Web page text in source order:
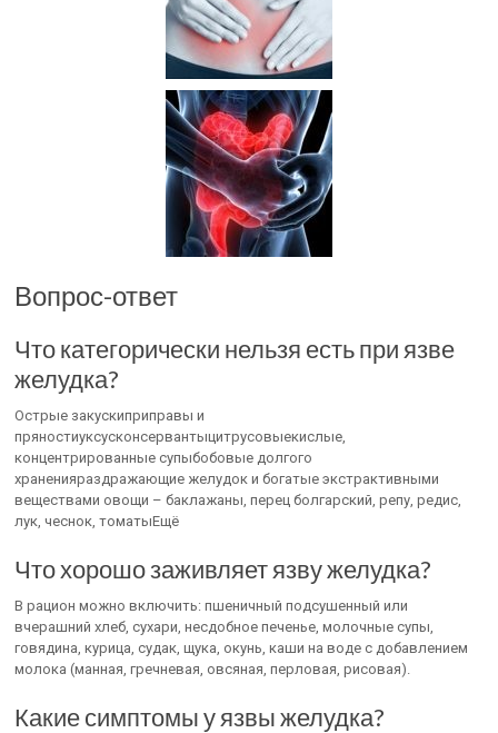
Вопрос-ответ
Что категорически нельзя есть при язве
желудка?
Острые закускиприправы и
пряностиуксусконсервантыцитрусовыекислые,
концентрированные супыбобовые долгого
храненияраздражающие желудок и богатые экстрактивными
веществами овощи – баклажаны, перец болгарский, репу, редис,
лук, чеснок, томатыЕщё
Что хорошо заживляет язву желудка?
В рацион можно включить: пшеничный подсушенный или
вчерашний хлеб, сухари, несдобное печенье, молочные супы,
говядина, курица, судак, щука, окунь, каши на воде с добавлением
молока (манная, гречневая, овсяная, перловая, рисовая).
Какие симптомы у язвы желудка?